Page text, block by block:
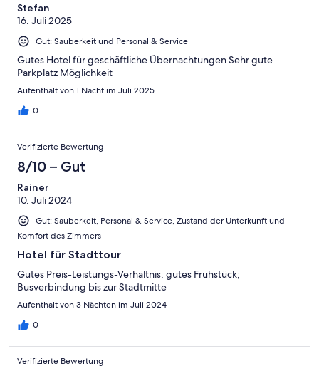
Stefan
16. Juli 2025
Gut: Sauberkeit und Personal & Service
Gutes Hotel für geschäftliche Übernachtungen Sehr gute
Parkplatz Möglichkeit
Aufenthalt von 1 Nacht im Juli 2025
0
Verifizierte Bewertung
8/10 – Gut
Rainer
10. Juli 2024
Gut: Sauberkeit, Personal & Service, Zustand der Unterkunft und
Komfort des Zimmers
Hotel für Stadttour
Gutes Preis-Leistungs-Verhältnis; gutes Frühstück;
Busverbindung bis zur Stadtmitte
Aufenthalt von 3 Nächten im Juli 2024
0
Verifizierte Bewertung